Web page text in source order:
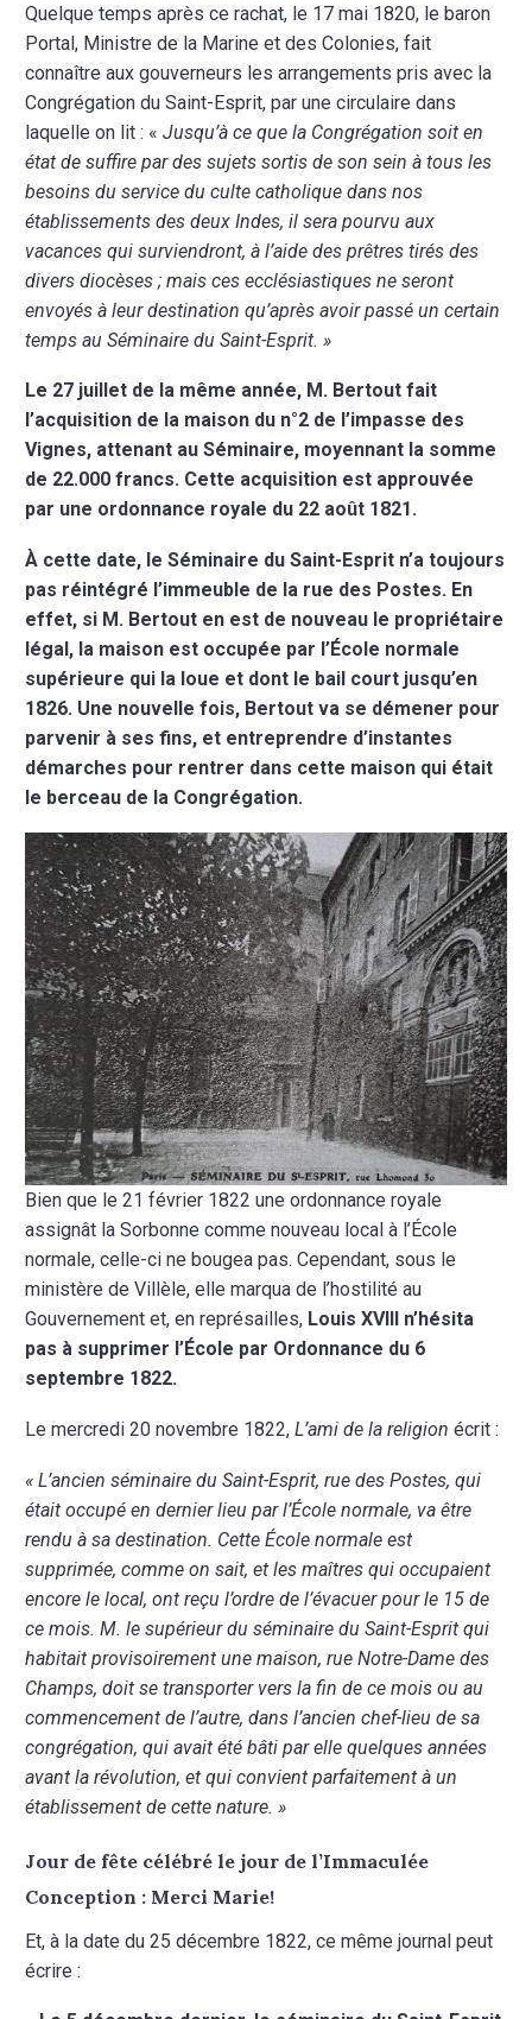
Quelque temps après ce rachat, le 17 mai 1820, le baron
Portal, Ministre de la Marine et des Colonies, fait
connaître aux gouverneurs les arrangements pris avec la
Congrégation du Saint-Esprit, par une circulaire dans
laquelle on lit : « Jusqu’à ce que la Congrégation soit en
état de suffire par des sujets sortis de son sein à tous les
besoins du service du culte catholique dans nos
établissements des deux Indes, il sera pourvu aux
vacances qui surviendront, à l’aide des prêtres tirés des
divers diocèses ; mais ces ecclésiastiques ne seront
envoyés à leur destination qu’après avoir passé un certain
temps au Séminaire du Saint-Esprit. »
Le 27 juillet de la même année, M. Bertout fait
l’acquisition de la maison du n°2 de l’impasse des
Vignes, attenant au Séminaire, moyennant la somme
de 22.000 francs. Cette acquisition est approuvée
par une ordonnance royale du 22 août 1821.
À cette date, le Séminaire du Saint-Esprit n’a toujours
pas réintégré l’immeuble de la rue des Postes. En
effet, si M. Bertout en est de nouveau le propriétaire
légal, la maison est occupée par l’École normale
supérieure qui la loue et dont le bail court jusqu’en
1826. Une nouvelle fois, Bertout va se démener pour
parvenir à ses fins, et entreprendre d’instantes
démarches pour rentrer dans cette maison qui était
le berceau de la Congrégation.
Bien que le 21 février 1822 une ordonnance royale
assignât la Sorbonne comme nouveau local à l’École
normale, celle-ci ne bougea pas. Cependant, sous le
ministère de Villèle, elle marqua de l’hostilité au
Gouvernement et, en représailles, Louis XVIII n’hésita
pas à supprimer l’École par Ordonnance du 6
septembre 1822.
Le mercredi 20 novembre 1822, L’ami de la religion écrit :
« L’ancien séminaire du Saint-Esprit, rue des Postes, qui
était occupé en dernier lieu par l’École normale, va être
rendu à sa destination. Cette École normale est
supprimée, comme on sait, et les maîtres qui occupaient
encore le local, ont reçu l’ordre de l’évacuer pour le 15 de
ce mois. M. le supérieur du séminaire du Saint-Esprit qui
habitait provisoirement une maison, rue Notre-Dame des
Champs, doit se transporter vers la fin de ce mois ou au
commencement de l’autre, dans l’ancien chef-lieu de sa
congrégation, qui avait été bâti par elle quelques années
avant la révolution, et qui convient parfaitement à un
établissement de cette nature. »
Jour de fête célébré le jour de l’Immaculée
Conception : Merci Marie!
Et, à la date du 25 décembre 1822, ce même journal peut
écrire :